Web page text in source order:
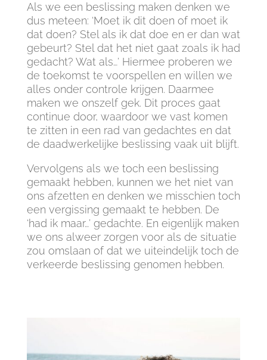
Als we een beslissing maken denken we
dus meteen: ‘Moet ik dit doen of moet ik
dat doen? Stel als ik dat doe en er dan wat
gebeurt? Stel dat het niet gaat zoals ik had
gedacht? Wat als…’ Hiermee proberen we
de toekomst te voorspellen en willen we
alles onder controle krijgen. Daarmee
maken we onszelf gek. Dit proces gaat
continue door, waardoor we vast komen
te zitten in een rad van gedachtes en dat
de daadwerkelijke beslissing vaak uit blijft.
Vervolgens als we toch een beslissing
gemaakt hebben, kunnen we het niet van
ons afzetten en denken we misschien toch
een vergissing gemaakt te hebben. De
‘had ik maar…’ gedachte. En eigenlijk maken
we ons alweer zorgen voor als de situatie
zou omslaan of dat we uiteindelijk toch de
verkeerde beslissing genomen hebben.